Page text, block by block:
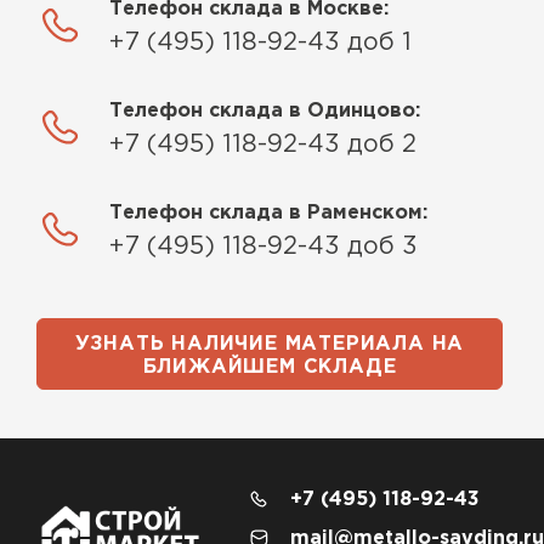
Телефон склада в Москве:
+7 (495) 118-92-43 доб 1
Телефон склада в Одинцово:
+7 (495) 118-92-43 доб 2
Телефон склада в Раменском:
+7 (495) 118-92-43 доб 3
УЗНАТЬ НАЛИЧИЕ МАТЕРИАЛА НА
БЛИЖАЙШЕМ СКЛАДЕ
+7 (495) 118-92-43
mail@metallo-sayding.ru